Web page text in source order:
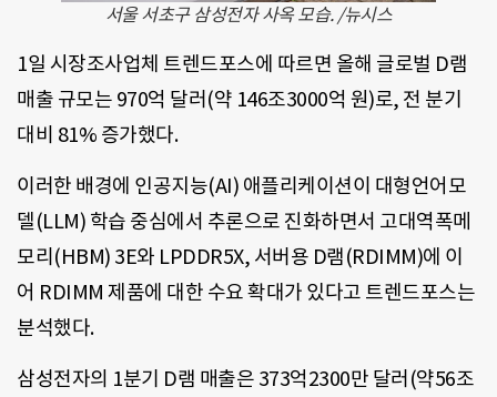
서울 서초구 삼성전자 사옥 모습. /뉴시스
1일 시장조사업체 트렌드포스에 따르면 올해 글로벌 D램
매출 규모는 970억 달러(약 146조3000억 원)로, 전 분기
대비 81% 증가했다.
이러한 배경에 인공지능(AI) 애플리케이션이 대형언어모
델(LLM) 학습 중심에서 추론으로 진화하면서 고대역폭메
모리(HBM) 3E와 LPDDR5X, 서버용 D램(RDIMM)에 이
어 RDIMM 제품에 대한 수요 확대가 있다고 트렌드포스는
분석했다.
삼성전자의 1분기 D램 매출은 373억2300만 달러(약56조